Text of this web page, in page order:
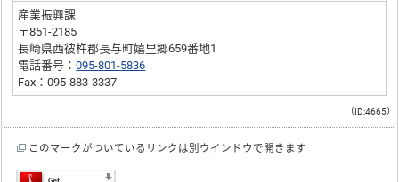
産業振興課
〒851-2185
長崎県西彼杵郡長与町嬉里郷659番地1
電話番号：095-801-5836
Fax：095-883-3337
（ID:4665）
このマークがついているリンクは別ウインドウで開きます